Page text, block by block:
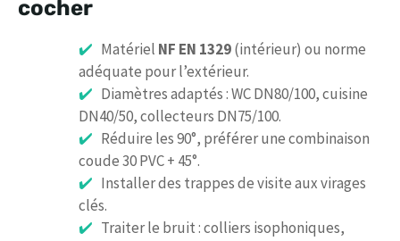
cocher
Matériel NF EN 1329(intérieur) ou norme
adéquate pour l’extérieur.
Diamètres adaptés : WC DN80/100, cuisine
DN40/50, collecteurs DN75/100.
Réduire les 90°, préférer une combinaison
coude 30 PVC + 45°.
Installer des trappes de visite aux virages
clés.
Traiter le bruit : colliers isophoniques,